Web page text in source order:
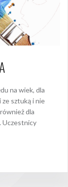
na wiek, dla
sztuką i nie
dla
Uczestnicy